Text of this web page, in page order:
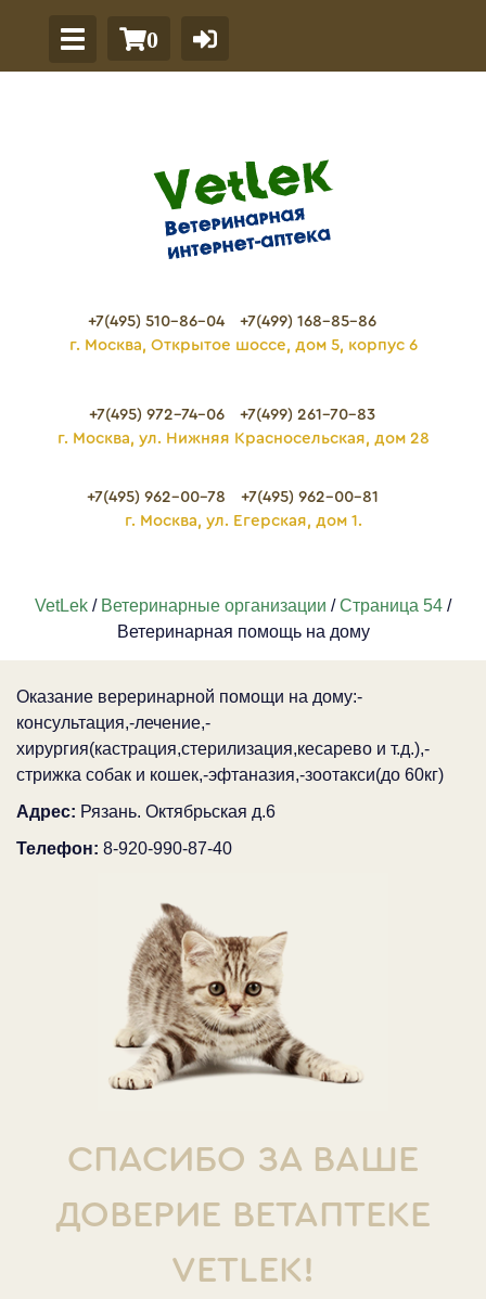
0
+7(495) 510-86-04
+7(499) 168-85-86
г. Москва, Открытое шоссе, дом 5, корпус 6
+7(495) 972-74-06
+7(499) 261-70-83
г. Москва, ул. Нижняя Красносельская, дом 28
+7(495) 962-00-78
+7(495) 962-00-81
г. Москва, ул. Егерская, дом 1.
VetLek / Ветеринарные организации /Страница 54 /
Ветеринарная помощь на дому
Оказание вереринарной помощи на дому:-
консультация,-лечение,-
хирургия(кастрация,стерилизация,кесарево и т.д.),-
стрижка собак и кошек,-эфтаназия,-зоотакси(до 60кг)
Адрес: Рязань. Октябрьская д.6
Телефон: 8-920-990-87-40
СПАСИБО ЗА ВАШЕ
ДОВЕРИЕ ВЕТАПТЕКЕ
VETLEK!